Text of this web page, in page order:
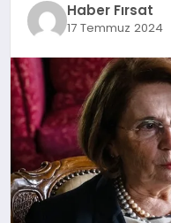
EKONOMİ
MAGAZİN
EĞİTİM
DÜNYA
Haber Fırsat
17 Temmuz 2024